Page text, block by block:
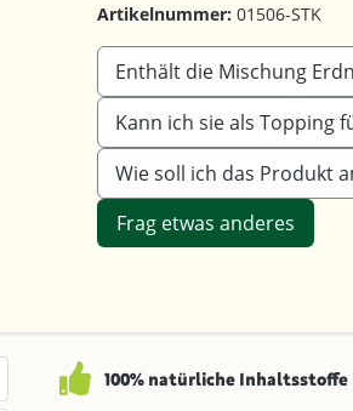
Artikelnummer: 01506-STK
Enthält die Mischung
Kann ich sie als Topping
Wie soll ich das Produkt
Frag etwas anderes
100% natürliche Inhaltsstoffe